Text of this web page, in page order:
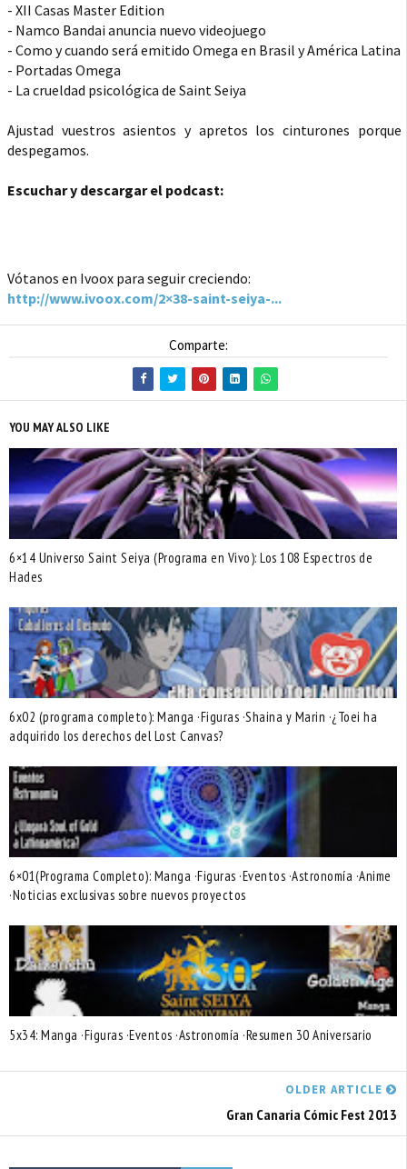
- XII Casas Master Edition
- Namco Bandai anuncia nuevo videojuego
- Como y cuando será emitido Omega en Brasil y América Latina
- Portadas Omega
- La crueldad psicológica de Saint Seiya
Ajustad vuestros asientos y apretos los cinturones porque
despegamos.
Escuchar y descargar el podcast:
Vótanos en Ivoox para seguir creciendo:
http://www.ivoox.com/2×38-saint-seiya-...
Comparte:
YOU MAY ALSO LIKE
6×14 Universo Saint Seiya (Programa en Vivo): Los 108 Espectros de
Hades
6x02 (programa completo): Manga ·Figuras ·Shaina y Marin ·¿Toei ha
adquirido los derechos del Lost Canvas?
6×01(Programa Completo): Manga ·Figuras ·Eventos ·Astronomía ·Anime
·Noticias exclusivas sobre nuevos proyectos
5x34: Manga ·Figuras ·Eventos ·Astronomía ·Resumen 30 Aniversario
OLDER ARTICLE
Gran Canaria Cómic Fest 2013